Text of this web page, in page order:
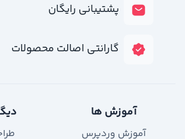
پشتیبانی رایگان
گارانتی اصالت محصولات
آموزش ها
آموزش وردپرس